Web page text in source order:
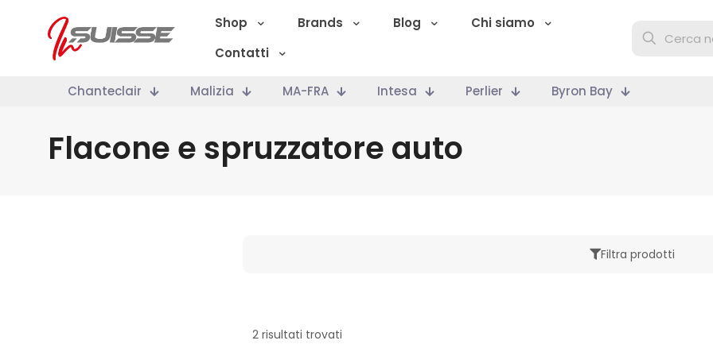
Shop Brands Blog
Chi siamo
Contatti
Chanteclair Malizia MA-FRA Intesa Perlier Byron Bay
Flacone e spruzzatore auto
Filtra prodotti
Categoria
2 risultati trovati